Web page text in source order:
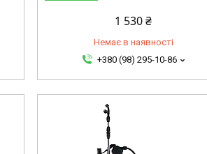
1 530 ₴
Немає в наявності
+380 (98) 295-10-86